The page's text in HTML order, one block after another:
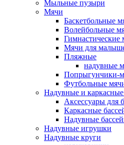
Мыльные пузыри
Мячи
Баскетбольные
Волейбольные
Гимнастические
Мячи для
Пляжные
надувные
Попрыгунчики-
Футбольные
Надувные и
Аксессуары для
Каркасные
Надувные
Надувные игрушки
Надувные круги